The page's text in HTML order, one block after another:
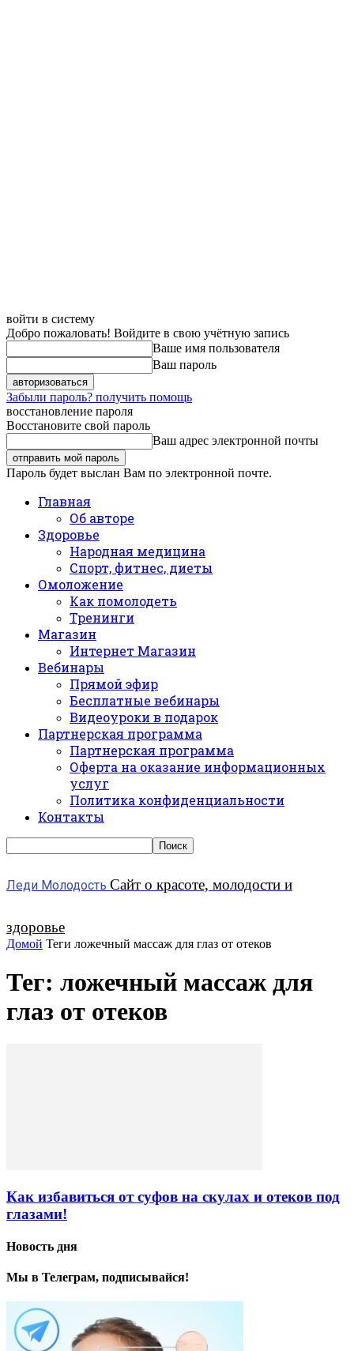
войти в систему
Добро пожаловать! Войдите в свою учётную запись
Ваше имя пользователя
Ваш пароль
Забыли пароль? получить помощь
восстановление пароля
Восстановите свой пароль
Ваш адрес электронной почты
Пароль будет выслан Вам по электронной почте.
Главная
Об авторе
Здоровье
Народная медицина
Спорт, фитнес, диеты
Омоложение
Как помолодеть
Тренинги
Магазин
Интернет Магазин
Вебинары
Прямой эфир
Бесплатные вебинары
Видеоуроки в подарок
Партнерская программа
Партнерская программа
Оферта на оказание информационных
услуг
Политика конфиденциальности
Контакты
Леди Молодость Сайт о красоте, молодости и
здоровье
Домой Теги ложечный массаж для глаз от отеков
Тег: ложечный массаж для
глаз от отеков
Как избавиться от суфов на скулах и отеков под
глазами!
Новость дня
Мы в Телеграм, подписывайся!